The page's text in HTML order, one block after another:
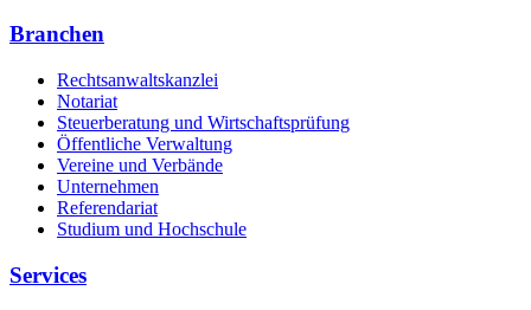
Branchen
Rechtsanwaltskanzlei
Notariat
Steuerberatung und Wirtschaftsprüfung
Öffentliche Verwaltung
Vereine und Verbände
Unternehmen
Referendariat
Studium und Hochschule
Services